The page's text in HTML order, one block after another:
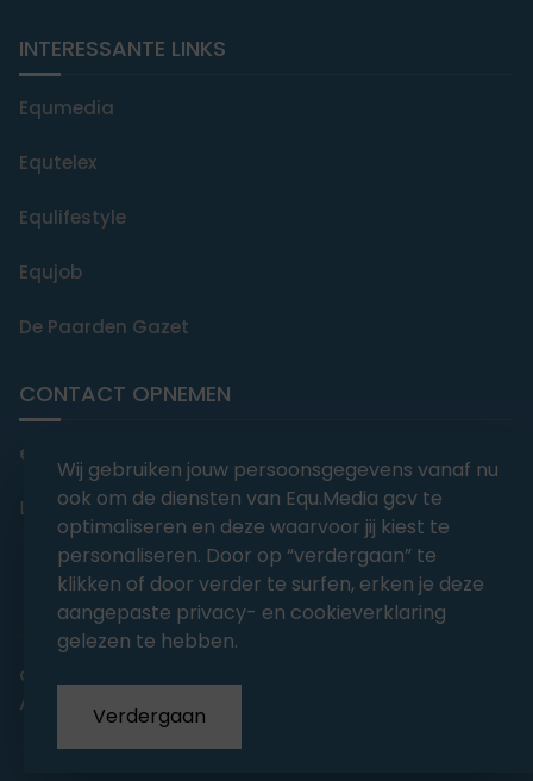
INTERESSANTE LINKS
Equmedia
Equtelex
Equlifestyle
Equjob
De Paarden Gazet
CONTACT OPNEMEN
editorial@equmedia.be
Langendamdreef 22 9880 Aalter België
Copyrights 2026EQU.MEDIA BV
abonnementsvoorwaarden
Algemene voorwaarden
Wij gebruiken jouw persoonsgegevens vanaf nu
ook om de diensten van Equ.Media gcv te
optimaliseren en deze waarvoor jij kiest te
personaliseren. Door op “verdergaan” te
klikken of door verder te surfen, erken je deze
aangepaste privacy- en cookieverklaring
gelezen te hebben.
Verdergaan